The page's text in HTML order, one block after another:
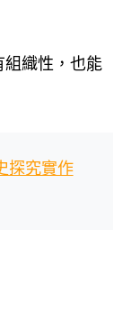
織性，也能
探究實作